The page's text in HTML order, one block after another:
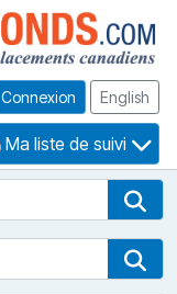
Connexion English
Ma liste de suivi